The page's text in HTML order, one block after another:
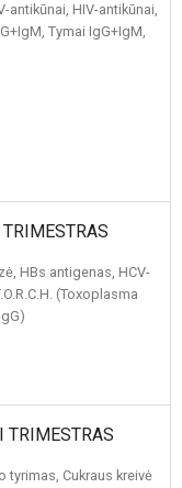
antikūnai, HIV-antikūnai,
Tymai IgG+IgM,
HBs antigenas, HCV-
(Toxoplasma
TRIMESTRAS
Cukraus kreivė